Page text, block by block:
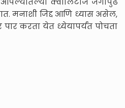
मनाशी जिद्द आणि ध्यास असेल,
करता येत ध्येयापर्यंत पोचता